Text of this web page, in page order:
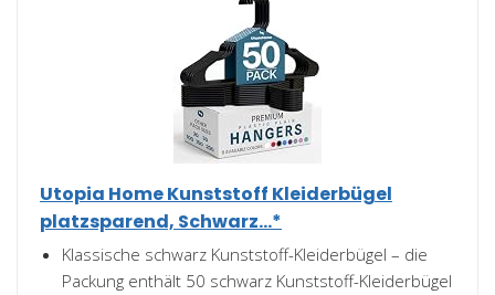
Utopia Home Kunststoff Kleiderbügel
platzsparend, Schwarz...*
Klassische schwarz Kunststoff-Kleiderbügel – die
Packung enthält 50 schwarz Kunststoff-Kleiderbügel